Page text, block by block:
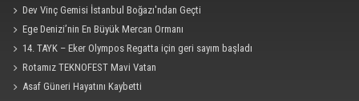
Dev Vinç Gemisi İstanbul Boğazı'ndan Geçti
Ege Denizi’nin En Büyük Mercan Ormanı
14. TAYK – Eker Olympos Regatta için geri sayım başladı
Rotamız TEKNOFEST Mavi Vatan
Asaf Güneri Hayatını Kaybetti